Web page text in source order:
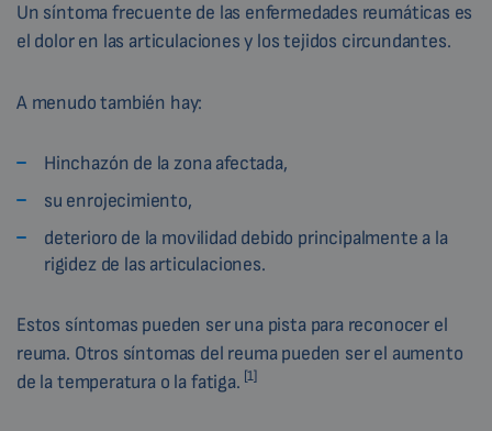
Un síntoma frecuente de las enfermedades reumáticas es
el dolor en las articulaciones y los tejidos circundantes.
A menudo también hay:
Hinchazón de la zona afectada,
su enrojecimiento,
deterioro de la movilidad debido principalmente a la
rigidez de las articulaciones.
Estos síntomas pueden ser una pista para reconocer el
reuma. Otros síntomas del reuma pueden ser el aumento
de la temperatura o la fatiga. [1]